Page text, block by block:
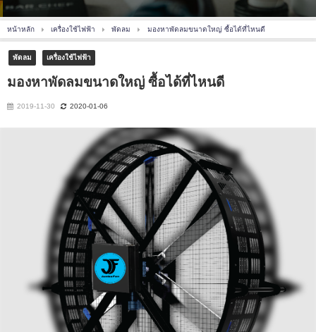
หน้าหลัก เครื่องใช้ไฟฟ้า พัดลม มองหาพัดลมขนาดใหญ่ ซื้อได้ที่ไหนดี
พัดลม เครื่องใช้ไฟฟ้า
มองหาพัดลมขนาดใหญ่ ซื้อได้ที่ไหนดี
2019-11-30 2020-01-06